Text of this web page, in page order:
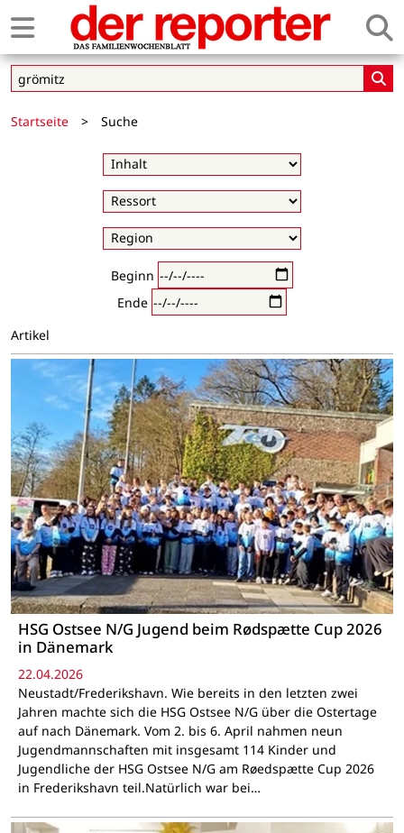
Startseite > Suche
Beginn
Ende
Artikel
HSG Ostsee N/G Jugend beim Rødspætte Cup 2026
in Dänemark
22.04.2026
Neustadt/Frederikshavn. Wie bereits in den letzten zwei
Jahren machte sich die HSG Ostsee N/G über die Ostertage
auf nach Dänemark. Vom 2. bis 6. April nahmen neun
Jugendmannschaften mit insgesamt 114 Kinder und
Jugendliche der HSG Ostsee N/G am Røedspætte Cup 2026
in Frederikshavn teil.Natürlich war bei…